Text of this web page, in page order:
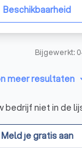
Beschikbaarheid
Bijgewerkt:
meer resultaten
bedrijf niet in de
Meld je gratis aan